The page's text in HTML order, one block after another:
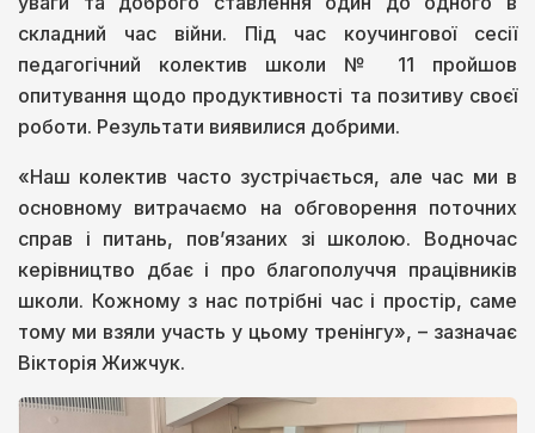
складний час війни. Під час коучингової сесії
педагогічний колектив школи № 11 пройшов
опитування щодо продуктивності та позитиву своєї
роботи. Результати виявилися добрими.
«Наш колектив часто зустрічається, але час ми в
основному витрачаємо на обговорення поточних
справ і питань, пов’язаних зі школою. Водночас
керівництво дбає і про благополуччя працівників
школи. Кожному з нас потрібні час і простір, саме
тому ми взяли участь у цьому тренінгу», – зазначає
Вікторія Жижчук.